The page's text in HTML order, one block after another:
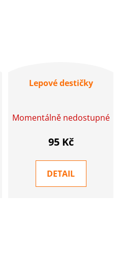
Lepové destičky
Momentálně nedostupné
95 Kč
DETAIL